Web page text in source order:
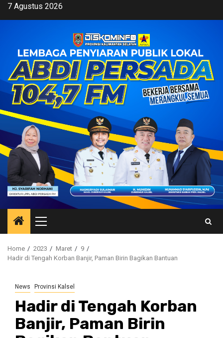
Skip7 Agustus 2026
Primary
Menu
Home 2023 Maret
9
Hadir di Tengah Korban Banjir, Paman Birin Bagikan Bantuan
News Provinsi Kalsel
Hadir di Tengah Korban
Banjir, Paman Birin